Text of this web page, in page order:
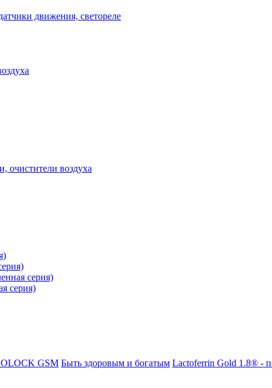
движения, светореле
воздуха
серия)
серия)
GSM Быть здоровым и богатым Lactoferrin Gold 1.8® -